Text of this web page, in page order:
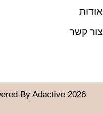
אודות
צור קשר
By Adactive 2026 ©